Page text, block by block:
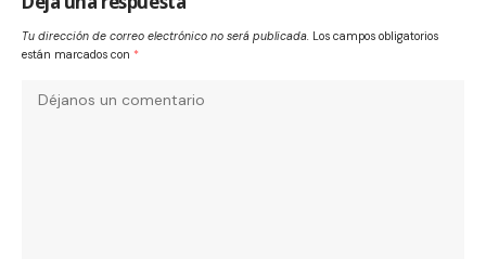
Tu dirección de correo electrónico no será publicada. Los campos obligatorios
están marcados con *